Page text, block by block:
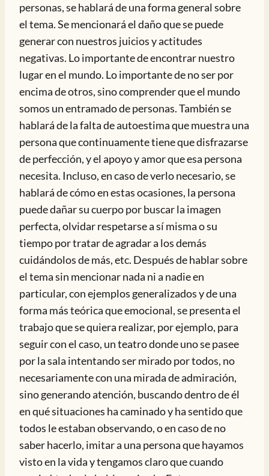
personas, se hablará de una forma general sobre
el tema. Se mencionará el daño que se puede
generar con nuestros juicios y actitudes
negativas. Lo importante de encontrar nuestro
lugar en el mundo. Lo importante de no ser por
encima de otros, sino comprender que el mundo
somos un entramado de personas. También se
hablará de la falta de autoestima que muestra una
persona que continuamente tiene que disfrazarse
de perfección, y el apoyo y amor que esa persona
necesita. Incluso, en caso de verlo necesario, se
hablará de cómo en estas ocasiones, la persona
puede dañar su cuerpo por buscar la imagen
perfecta, olvidar respetarse a sí misma o su
tiempo por tratar de agradar a los demás
cuidándolos de más, etc. Después de hablar sobre
el tema sin mencionar nada ni a nadie en
particular, con ejemplos generalizados y de una
forma más teórica que emocional, se presenta el
trabajo que se quiera realizar, por ejemplo, para
seguir con el caso, un teatro donde uno se pasee
por la sala intentando ser mirado por todos, no
necesariamente con una mirada de admiración,
sino generando atención, buscando dentro de él
en qué situaciones ha caminado y ha sentido que
todos le estaban observando, o en caso de no
saber hacerlo, imitar a una persona que hayamos
visto en la vida y tengamos claro que cuando